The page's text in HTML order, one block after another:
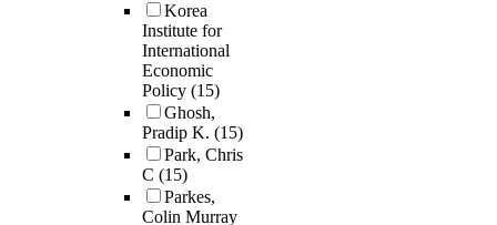
Korea
Institute for
International
Economic
Policy (15)
Ghosh,
Pradip K. (15)
Park, Chris
C (15)
Parkes,
Colin Murray